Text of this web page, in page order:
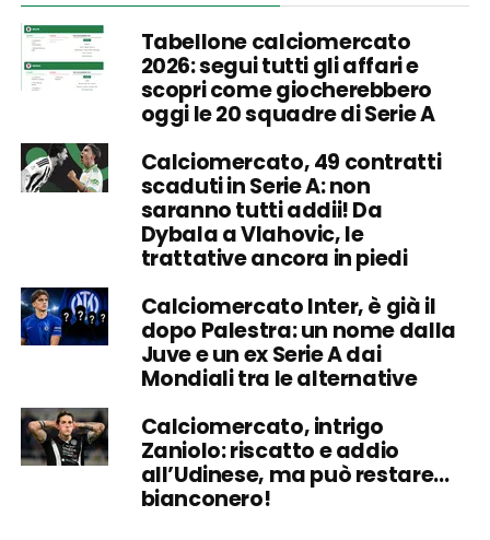
Tabellone calciomercato
2026: segui tutti gli affari e
scopri come giocherebbero
oggi le 20 squadre di Serie A
Calciomercato, 49 contratti
scaduti in Serie A: non
saranno tutti addii! Da
Dybala a Vlahovic, le
trattative ancora in piedi
Calciomercato Inter, è già il
dopo Palestra: un nome dalla
Juve e un ex Serie A dai
Mondiali tra le alternative
Calciomercato, intrigo
Zaniolo: riscatto e addio
all’Udinese, ma può restare…
bianconero!